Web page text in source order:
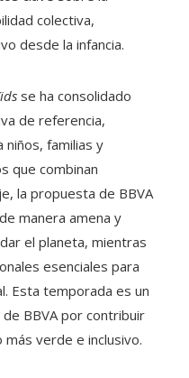
colectiva,
desde la infancia.
se ha consolidado
de referencia,
niños, familias y
que combinan
la propuesta de BBVA
manera amena y
el planeta, mientras
esenciales para
Esta temporada es un
BBVA por contribuir
verde e inclusivo.